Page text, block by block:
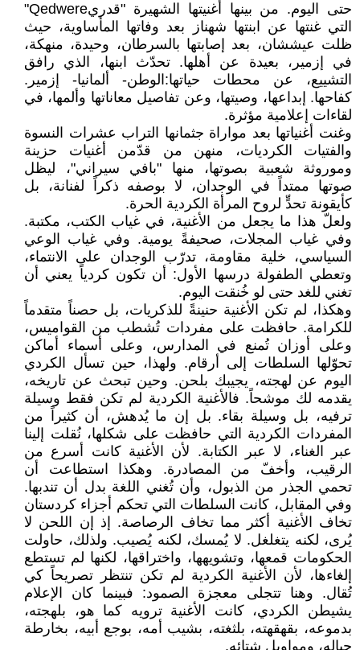
حتى اليوم. من بينها أغنيتها الشهيرة "قدريQedwere"
التي غنتها عن ابنتها شهناز بعد وفاتها المأساوية، حيث
ظلت عيششان، بعد إصابتها بالسرطان، وحيدة، منهكة،
في إزمير، بعيدة عن أهلها. تحدّث ابنها، الذي رافق
التشييع، عن محطات حياتها:الوطن- ألمانيا- إزمير.
كفاحها. إبداعها، وصيتها، وعن تفاصيل معاناتها وألمها، في
لقاءات إعلامية مؤثرة.
وغنت أغنياتها بعد مواراة جثمانها التراب عشرات النسوة
والفتيات الكرديات، منهن من قدّمن أغنيات حزينة
وموروثة شعبية بصوتها، منها "بافي سيراني"، ليظل
صوتها ممتداً في الوجدان، لا بوصفه ذكراً لفنانة، بل
كأيقونة تحدٍّ لروح المرأة الكردية الحرة.
ولعلّ هذا ما يجعل من الأغنية، في غياب الكتب، مكتبة.
وفي غياب المجلات، صحيفةً يومية. وفي غياب الوعي
السياسي، خلية مقاومة، تدرّب الوجدان على الانتماء،
وتعطي الطفولة درسها الأول: أن تكون كردياً يعني أن
تغني للغد حتى لو خُنقت اليوم.
وهكذا، لم تكن الأغنية حنينةً للذكريات، بل حصناً متقدماً
للكرامة. حافظت على مفردات تُشطب من القواميس،
وعلى أوزان تُمنع في المدارس، وعلى أسماء أماكن
تحوّلها السلطات إلى أرقام. ولهذا، حين تسأل الكردي
اليوم عن لهجته، يجيبك بلحن. وحين تبحث عن تاريخه،
يقدمه لك موشحاً. فالأغنية الكردية لم تكن فقط وسيلة
ترفيه، بل وسيلة بقاء. بل إن ما يُدهش، أن كثيراً من
المفردات الكردية التي حافظت على شكلها، نُقلت إلينا
عبر الغناء، لا عبر الكتابة. لأن الأغنية كانت أسرع من
الرقيب، وأخفّ من المصادرة. وهكذا استطاعت أن
تحمي الجذر من الذبول، وأن تُغني اللغة بدل أن تندبها.
وفي المقابل، كانت السلطات التي تحكم أجزاء كردستان
تخاف الأغنية أكثر مما تخاف الرصاصة. إذ إن اللحن لا
يُرى، لكنه يتغلغل. لا يُمسك، لكنه يُصيب. ولذلك، حاولت
الحكومات قمعها، وتشويهها، واختراقها، لكنها لم تستطع
إلغاءها، لأن الأغنية الكردية لم تكن تنتظر تصريحاً كي
تُقال. وهنا تتجلى معجزة الصمود: فبينما كان الإعلام
يشيطن الكردي، كانت الأغنية ترويه كما هو، بلهجته،
بدموعه، بقهقهته، بلثغته، بشيب أمه، بوجع أبيه، بخارطة
جباله، ومواويل شتائه.